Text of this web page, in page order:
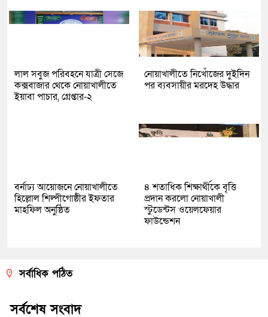
লাল সবুজ পরিবহনে যাত্রী সেজে
কক্সবাজার থেকে নোয়াখালীতে
ইয়াবা পাচার, গ্রেপ্তার-২
নোয়াখালীতে নিখোঁজের দুইদিন
পর ব্যবসায়ীর মরদেহ উদ্ধার
বর্নাঢ্য আয়োজনে নোয়াখালীতে
হিল্লোল শিল্পীগোষ্ঠীর ইফতার
মাহফিল অনুষ্ঠিত
৪ শতাধিক শিক্ষার্থীকে বৃত্তি
প্রদান করলো নোয়াখালী
স্টুডেন্টস ওয়েলফেয়ার
ফাউন্ডেশন
সর্বাধিক পঠিত
সর্বশেষ সংবাদ